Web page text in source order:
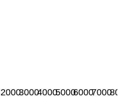
200030004000500060007000